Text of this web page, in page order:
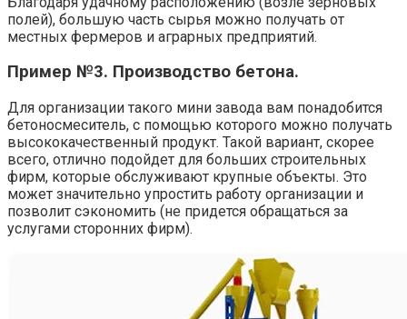
полей), большую часть сырья можно получать от
местных фермеров и аграрных предприятий.
Пример №3. Производство бетона.
Для организации такого мини завода вам понадобится
бетоносмеситель, с помощью которого можно получать
высококачественный продукт. Такой вариант, скорее
всего, отлично подойдет для больших строительных
фирм, которые обслуживают крупные объекты. Это
может значительно упростить работу организации и
позволит сэкономить (не придется обращаться за
услугами сторонних фирм).